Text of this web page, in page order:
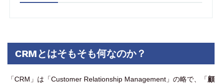
CRMとはそもそも何なのか？
「CRM」は「Customer Relationship Management」の略で、「顧